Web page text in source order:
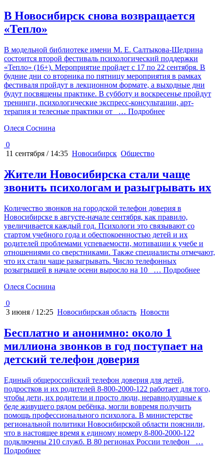
В Новосибирск снова возвращается
«Тепло»
В модельной библиотеке имени М. Е. Салтыкова-Щедрина
состоится второй фестиваль психологический поддержки
«Тепло» (16+). Мероприятие пройдет с 17 по 22 сентября. В
будние дни со вторника по пятницу мероприятия в рамках
фестиваля пройдут в лекционном формате, а выходные дни
будут посвящены практике. В субботу и воскресенье пройдут
тренинги, психологические экспресс-консультации, арт-
терапия и телесные практики от
… Подробнее
Олеся Соснина
0
11 сентября / 14:35 Новосибирск Общество
Жители Новосибирска стали чаще
звонить психологам и разыгрывать их
Количество звонков на городской телефон доверия в
Новосибирске в августе-начале сентября, как правило,
увеличивается каждый год. Психологи это связывают со
стартом учебного года и обеспокоенностью детей и их
родителей проблемами успеваемости, мотивации к учебе и
отношениями со сверстниками. Также специалисты отмечают,
что их стали чаще разыгрывать. Число телефонных
розыгрышей в начале осени выросло на 10
… Подробнее
Олеся Соснина
0
3 июня / 12:25 Новосибирская область Новости
Бесплатно и анонимно: около 1
миллиона звонков в год поступает на
детский телефон доверия
Единый общероссийский телефон доверия для детей,
подростков и их родителей 8-800-2000-122 работает для того,
чтобы дети, их родители и просто люди, неравнодушные к
беде живущего рядом ребёнка, могли вовремя получить
помощь профессионального психолога. В министерстве
региональной политики Новосибирской области пояснили,
что в настоящее время к единому номеру 8-800-2000-122
подключены 210 служб. В 80 регионах России телефон
…
Подробнее